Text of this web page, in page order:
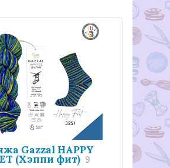
Gazzal HAPPY
(Хэппи фит) 9